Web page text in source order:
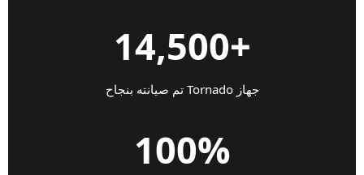
+14,500
جهاز Tornado تم صيانته بنجاح
100%